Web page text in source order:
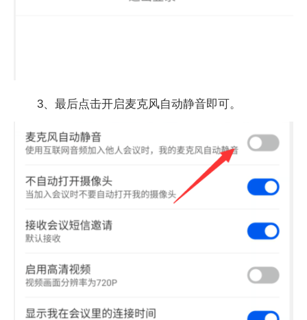
3、最后点击开启麦克风自动静音即可。